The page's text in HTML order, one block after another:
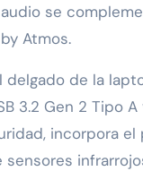
se
Atmos.
de la
3.2 Gen 2 Tipo
incorpora